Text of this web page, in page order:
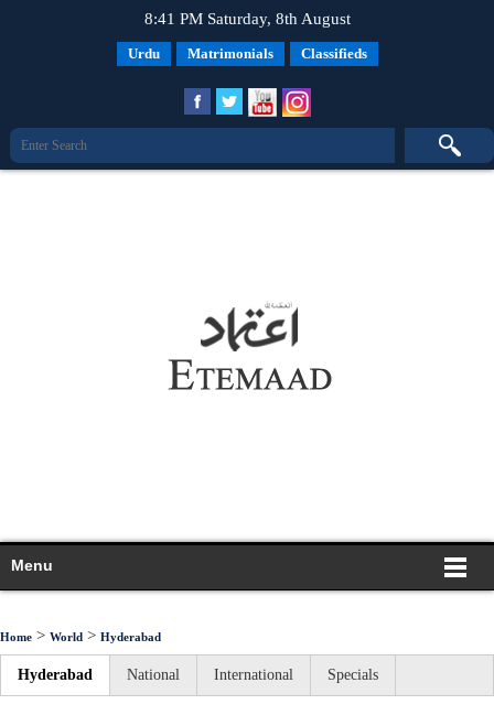
8:41 PM Saturday, 8th August
Urdu Matrimonials Classifieds
Menu
Home > World > Hyderabad
Hyderabad National International Specials